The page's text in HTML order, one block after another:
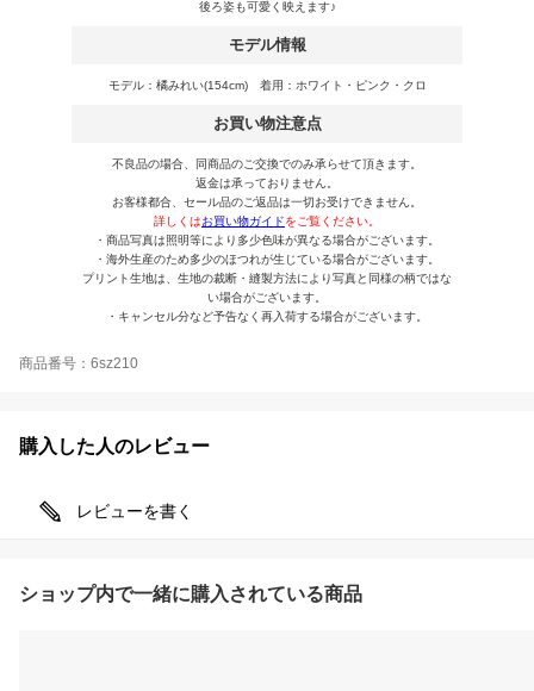
後ろ姿も可愛く映えます♪
モデル情報
モデル：橘みれい(154cm) 着用：ホワイト・ピンク・クロ
お買い物注意点
不良品の場合、同商品のご交換でのみ承らせて頂きます。
返金は承っておりません。
お客様都合、セール品のご返品は一切お受けできません。
詳しくはお買い物ガイドをご覧ください。
・商品写真は照明等により多少色味が異なる場合がございます。
・海外生産のため多少のほつれが生じている場合がございます。
プリント生地は、生地の裁断・縫製方法により写真と同様の柄ではな
い場合がございます。
・キャンセル分など予告なく再入荷する場合がございます。
商品番号：6sz210
購入した人のレビュー
レビューを書く
ショップ内で一緒に購入されている商品